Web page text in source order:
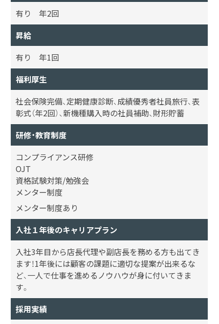
有り 年2回
昇給
有り 年1回
福利厚生
社会保険完備、定期健康診断、成績優秀者社員旅行、表
彰式（年2回）、新機種購入時の社員補助、財形貯蓄
研修・教育制度
コンプライアンス研修
OJT
資格試験対策/勉強会
メンター制度
メンター制度あり
入社１年後のキャリアプラン
入社3年目から店長代理や副店長を務める方も出てき
ます！1年後には顧客の課題に適切な提案が出来るな
ど、一人で仕事を進めるノウハウが身に付いてきま
す。
採用実績